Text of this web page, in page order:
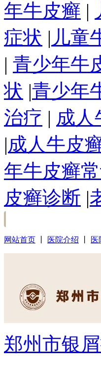
年牛皮癣 |
症状 | 儿童
| 青少年牛
状 |青少年
治疗 | 成人
|成人牛皮
年牛皮癣
皮癣诊断 |
网站首页 医院介绍 医
郑州市银